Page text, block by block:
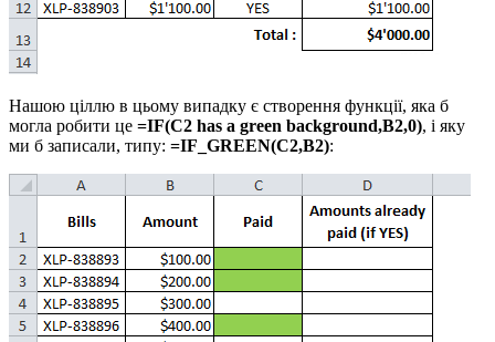
Нашою ціллю в цьому випадку є створення функції, яка б
могла робити це =IF(C2 has a green background,B2,0), і яку
ми б записали, типу: =IF_GREEN(C2,B2):